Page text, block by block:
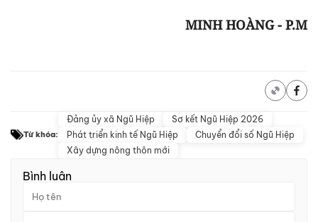
MINH HOÀNG - P.M
Từ khóa:
Đảng ủy xã Ngũ Hiệp
Sơ kết Ngũ Hiệp 2026
Phát triển kinh tế Ngũ Hiệp
Chuyển đổi số Ngũ Hiệp
Xây dựng nông thôn mới
Bình luận